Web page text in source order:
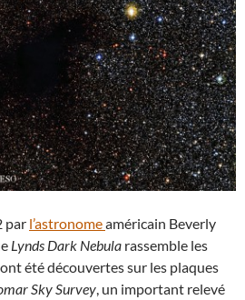
par l’astronomeaméricain Beverly
Lynds Dark Nebula rassemble les
été découvertes sur les plaques
Sky Survey , un important relevé